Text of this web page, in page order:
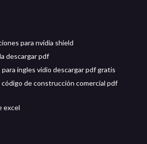
para nvidia shield
descargar pdf
ingles vidio descargar pdf gratis
de construcción comercial pdf
excel